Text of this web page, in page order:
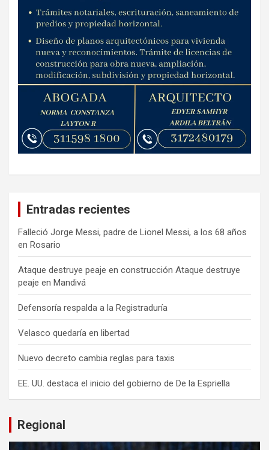
Entradas recientes
Falleció Jorge Messi, padre de Lionel Messi, a los 68 años
en Rosario
Ataque destruye peaje en construcción Ataque destruye
peaje en Mandivá
Defensoría respalda a la Registraduría
Velasco quedaría en libertad
Nuevo decreto cambia reglas para taxis
EE. UU. destaca el inicio del gobierno de De la Espriella
Regional